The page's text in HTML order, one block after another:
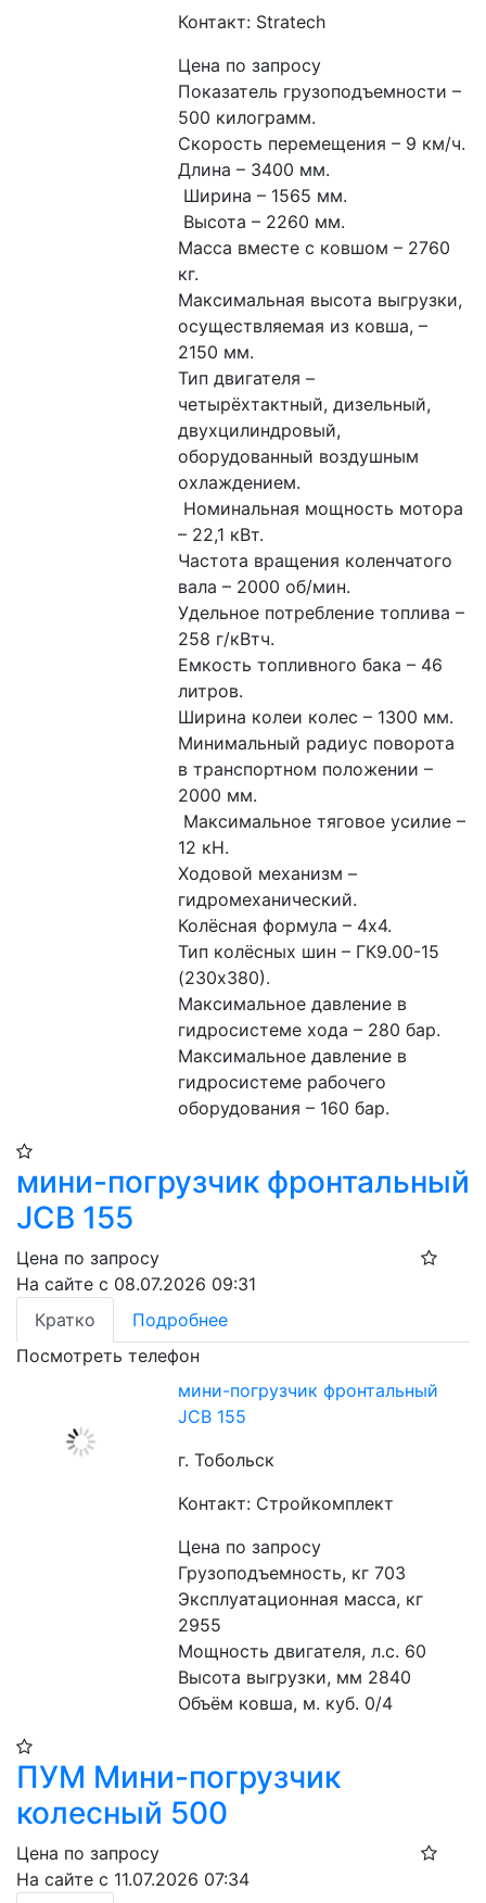
Контакт: Stratech
Цена по запросу
Показатель грузоподъемности –
500 килограмм.
Длина – 3400 мм.
Ширина – 1565 мм.
Высота – 2260 мм.
Масса вместе с ковшом – 2760
кг.
Максимальная высота выгрузки,
осуществляемая из ковша, –
2150 мм.
Тип двигателя –
четырёхтактный, дизельный,
двухцилиндровый,
оборудованный воздушным
охлаждением.
– 22,1 кВт.
Частота вращения коленчатого
вала – 2000 об/мин.
Удельное потребление топлива –
258 г/кВтч.
Емкость топливного бака – 46
литров.
Ширина колеи колес – 1300 мм.
Минимальный радиус поворота
в транспортном положении –
2000 мм.
12 кН.
Ходовой механизм –
гидромеханический.
Колёсная формула – 4х4.
Тип колёсных шин – ГК9.00-15
(230х380).
Максимальное давление в
гидросистеме хода – 280 бар.
Максимальное давление в
гидросистеме рабочего
оборудования – 160 бар.
мини-погрузчик фронтальный
JCB 155
Цена по запросу
На сайте с 08.07.2026 09:31
Кратко
Подробнее
Посмотреть телефон
мини-погрузчик фронтальный
JCB 155
г. Тобольск
Контакт: Стройкомплект
Цена по запросу
Грузоподъемность, кг 703
Эксплуатационная масса, кг
2955
Мощность двигателя, л.с. 60
Высота выгрузки, мм 2840
Объём ковша, м. куб. 0/4
ПУМ Мини-погрузчик
колесный 500
Цена по запросу
На сайте с 11.07.2026 07:34